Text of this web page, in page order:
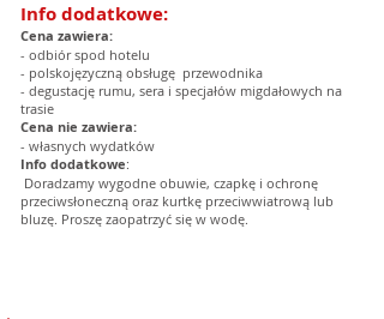
Info dodatkowe:
Cena zawiera:
- odbiór spod hotelu
- polskojęzyczną obsługę przewodnika
- degustację rumu, sera i specjałów migdałowych na
trasie
Cena nie zawiera:
- własnych wydatków
Info dodatkowe:
Doradzamy wygodne obuwie, czapkę i ochronę
przeciwsłoneczną oraz kurtkę przeciwwiatrową lub
bluzę. Proszę zaopatrzyć się w wodę.